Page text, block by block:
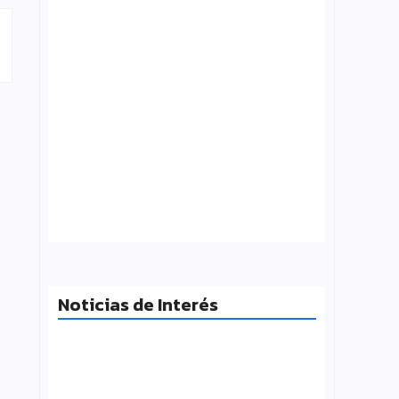
Noticias de Interés